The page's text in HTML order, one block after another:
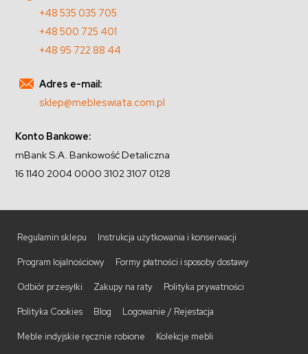
+48 535 035 705
+48 500 725 401
+48 95 722 88 44
Adres e-mail:
sklep@mebleswiata.com.pl
Konto Bankowe:
mBank S.A. Bankowość Detaliczna
16 1140 2004 0000 3102 3107 0128
Regulamin sklepu Instrukcja użytkowania i konserwacji
Program lojalnościowy Formy płatności i sposoby dostawy
Odbiór przesyłki Zakupy na raty Polityka prywatności
Polityka Cookies Blog Logowanie / Rejestacja
Meble indyjskie ręcznie robione Kolekcje mebli